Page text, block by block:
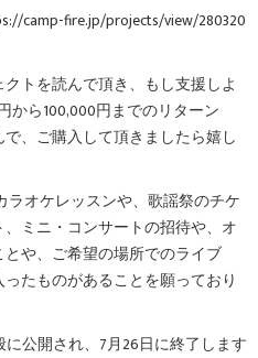
camp-fire.jp/projects/view/280320
トを読んで頂き、もし支援しよ
から100,000円までのリターン
、ご購入して頂きましたら嬉し
ラオケレッスンや、歌謡祭のチケ
ミニ・コンサートの招待や、オ
や、ご希望の場所でのライブ
たものがあることを願っており
公開され、7月26日に終了します